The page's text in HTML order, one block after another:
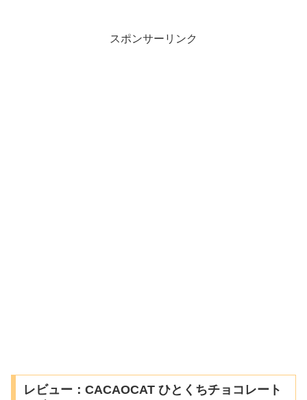
スポンサーリンク
レビュー：CACAOCAT ひとくちチョコレート